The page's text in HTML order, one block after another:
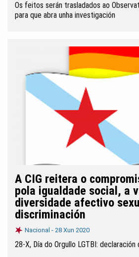
Os feitos serán trasladados ao
para que abra unha investigación
A CIG reitera o
pola igualdade social, a
diversidade afectivo
discriminación
Nacional - 28 Xun 2020
28-X, Día do Orgullo LGTBI: declaración